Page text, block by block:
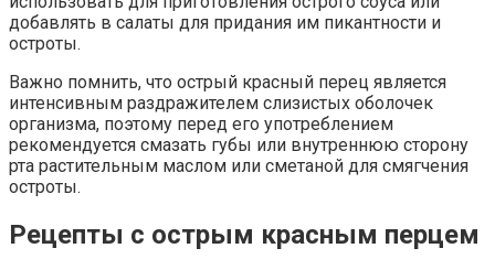
добавлять в салаты для придания им пикантности и
остроты.
Важно помнить, что острый красный перец является
интенсивным раздражителем слизистых оболочек
организма, поэтому перед его употреблением
рекомендуется смазать губы или внутреннюю сторону
рта растительным маслом или сметаной для смягчения
остроты.
Рецепты с острым красным перцем